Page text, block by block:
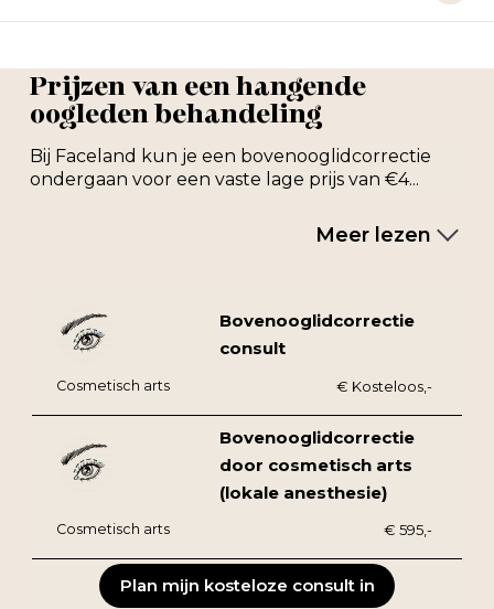
Prijzen van een hangende
oogleden behandeling
Bij Faceland kun je een bovenooglidcorrectie
ondergaan voor een vaste lage prijs van €4...
Meer lezen
Bovenooglidcorrectie
consult
Cosmetisch arts € Kosteloos,-
Bovenooglidcorrectie
door cosmetisch arts
(lokale anesthesie)
Cosmetisch arts € 595,-
Plan mijn kosteloze consult in